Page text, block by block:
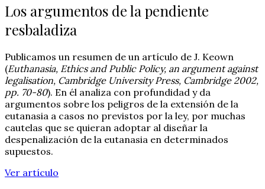
Los argumentos de la pendiente
resbaladiza
Publicamos un resumen de un artículo de J. Keown
(Euthanasia, Ethics and Public Policy, an argument against
legalisation, Cambridge University Press, Cambridge 2002,
pp. 70-80). En él analiza con profundidad y da
argumentos sobre los peligros de la extensión de la
eutanasia a casos no previstos por la ley, por muchas
cautelas que se quieran adoptar al diseñar la
despenalización de la eutanasia en determinados
supuestos.
Ver artículo